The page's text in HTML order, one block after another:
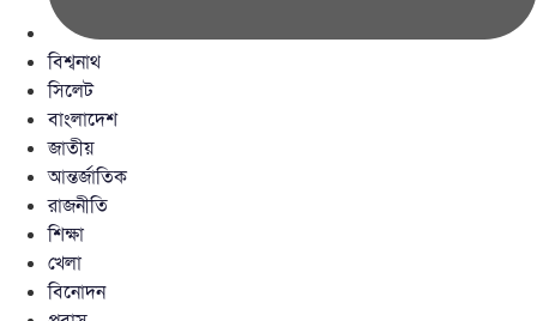
বিশ্বনাথ
সিলেট
বাংলাদেশ
জাতীয়
আন্তর্জাতিক
রাজনীতি
শিক্ষা
খেলা
বিনোদন